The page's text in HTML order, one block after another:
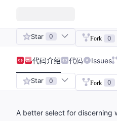
Star 0 Fork 0
代码介绍 代码 Issues
Star 0 Fork 0
A better select for discerning